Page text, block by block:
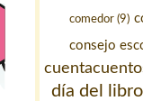
comedor(9)
consejo
día del libro